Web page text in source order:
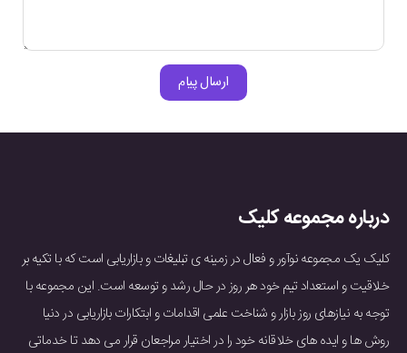
ارسال پیام
درباره مجموعه کلیک
کلیک یک مجموعه نوآور و فعال در زمینه ی تبلیغات و بازاریابی است که با تکیه بر
خلاقیت و استعداد تیم خود هر روز در حال رشد و توسعه است. این مجموعه با
توجه به نیازهای روز بازار و شناخت علمی اقدامات و ابتکارات بازاریابی در دنیا
روش ها و ایده های خلاقانه خود را در اختیار مراجعان قرار می دهد تا خدماتی